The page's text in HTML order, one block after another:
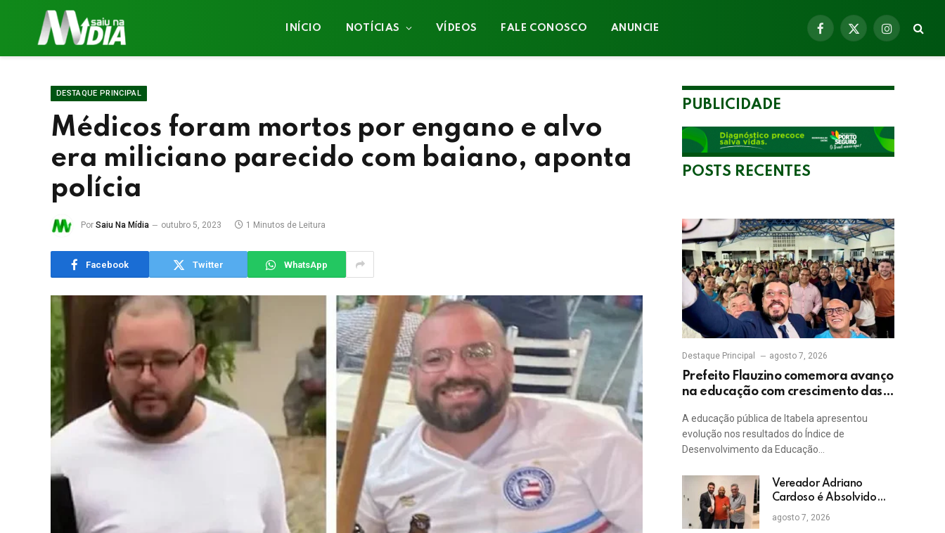
INÍCIO NOTÍCIAS VÍDEOS FALE CONOSCO ANUNCIE
Facebook
X
Instagram
DESTAQUE PRINCIPAL
Médicos foram mortos por engano e alvo
era miliciano parecido com baiano, aponta
polícia
Por Saiu Na Mídia outubro 5, 2023 1 Minutos de Leitura
Facebook Twitter WhatsApp
PUBLICIDADE
POSTS RECENTES
Destaque Principal agosto 7, 2026
Prefeito Flauzino comemora avanço
na educação com crescimento das
Itabela
A educação pública de Itabela apresentou
evolução nos resultados do Índice de
Desenvolvimento da Educação…
Vereador Adriano
Cardoso é Absolvido
em Julgamento por
Crime Eleitoral no TRE
agosto 7, 2026